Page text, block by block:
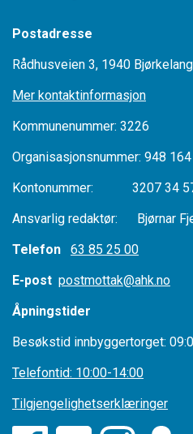
Postadresse
Rådhusveien 3, 1940
Mer kontaktinformasjon
Kommunenummer: 3226
Organisasjonsnummer: 948
Kontonummer: 3207 34
Ansvarlig redaktør: Bjørnar
Telefon 63 85 25 00
E-post postmottak@ahk.no
Åpningstider
Besøkstid innbyggertorget:
Telefontid: 10:00-14:00
Tilgjengelighetserklæringer